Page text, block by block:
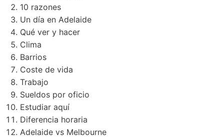
10 razones
Un día en Adelaide
Qué ver y hacer
Clima
Barrios
Coste de vida
Trabajo
Sueldos por oficio
Estudiar aquí
Diferencia horaria
Adelaide vs Melbourne